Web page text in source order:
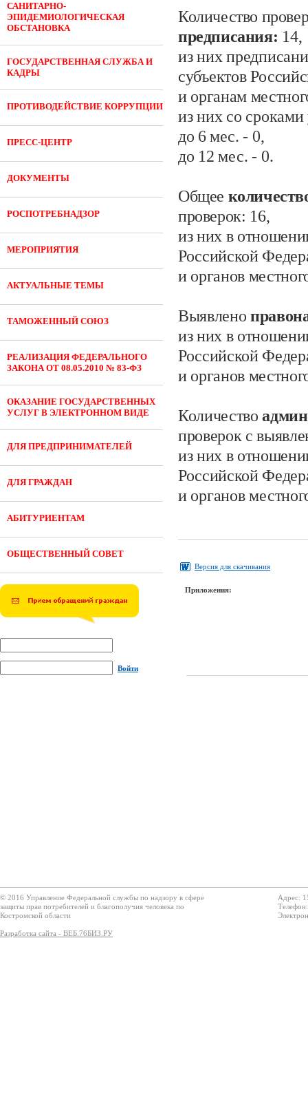
САНИТАРНО-
ЭПИДЕМИОЛОГИЧЕСКАЯ
ОБСТАНОВКА
ГОСУДАРСТВЕННАЯ СЛУЖБА И
КАДРЫ
ПРОТИВОДЕЙСТВИЕ КОРРУПЦИИ
ПРЕСС-ЦЕНТР
ДОКУМЕНТЫ
РОСПОТРЕБНАДЗОР
МЕРОПРИЯТИЯ
АКТУАЛЬНЫЕ ТЕМЫ
ТАМОЖЕННЫЙ СОЮЗ
РЕАЛИЗАЦИЯ ФЕДЕРАЛЬНОГО
ЗАКОНА ОТ 08.05.2010 № 83-ФЗ
ОКАЗАНИЕ ГОСУДАРСТВЕННЫХ
УСЛУГ В ЭЛЕКТРОННОМ ВИДЕ
ДЛЯ ПРЕДПРИНИМАТЕЛЕЙ
ДЛЯ ГРАЖДАН
АБИТУРИЕНТАМ
ОБЩЕСТВЕННЫЙ СОВЕТ
Войти
Количество
предписания: 14,
из них
субъектов
и органам
из них со
до 6мес. - 0,
до 12 мес. - 0.
Общее
проверок: 16,
из них в
Российской
и органов
Выявлено
из них в
Российской
и органов
Количество
проверок с
из них в
Российской
и органов
Версия для скачивания
Приложения:
© 2016 Управление Федеральной службы по надзору в сфере
защиты прав потребителей и благополучия человека по
Костромской области
Разработка сайта - ВЕБ.76БИЗ.РУ
Адрес: